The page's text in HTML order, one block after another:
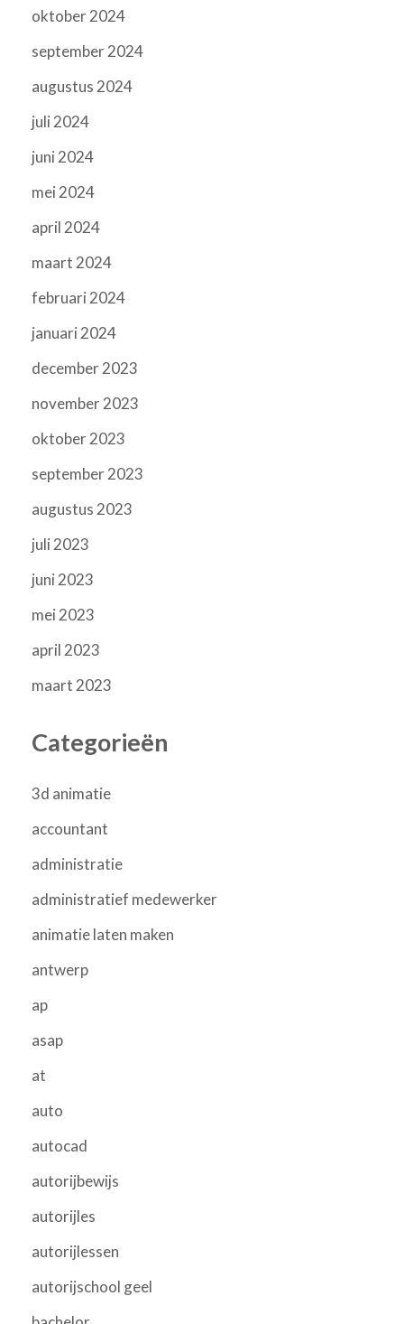
oktober 2024
september 2024
augustus 2024
juli 2024
juni 2024
mei 2024
april 2024
maart 2024
februari 2024
januari 2024
december 2023
november 2023
oktober 2023
september 2023
augustus 2023
juli 2023
juni 2023
mei 2023
april 2023
maart 2023
Categorieën
3d animatie
accountant
administratie
administratief medewerker
animatie laten maken
antwerp
ap
asap
at
auto
autocad
autorijbewijs
autorijles
autorijlessen
autorijschool geel